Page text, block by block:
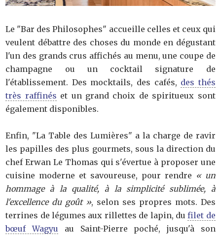
Le "Bar des Philosophes" accueille celles et ceux qui
veulent débattre des choses du monde en dégustant
l'un des grands crus affichés au menu, une coupe de
champagne ou un cocktail signature de
l'établissement. Des mocktails, des cafés, des thés
très raffinés et un grand choix de spiritueux sont
également disponibles.
Enfin, "La Table des Lumières" a la charge de ravir
les papilles des plus gourmets, sous la direction du
chef Erwan Le Thomas qui s'évertue à proposer une
cuisine moderne et savoureuse, pour rendre « un
hommage à la qualité, à la simplicité sublimée, à
l'excellence du goût », selon ses propres mots. Des
terrines de légumes aux rillettes de lapin, dufilet de
bœuf Wagyu au Saint-Pierre poché, jusqu'à son